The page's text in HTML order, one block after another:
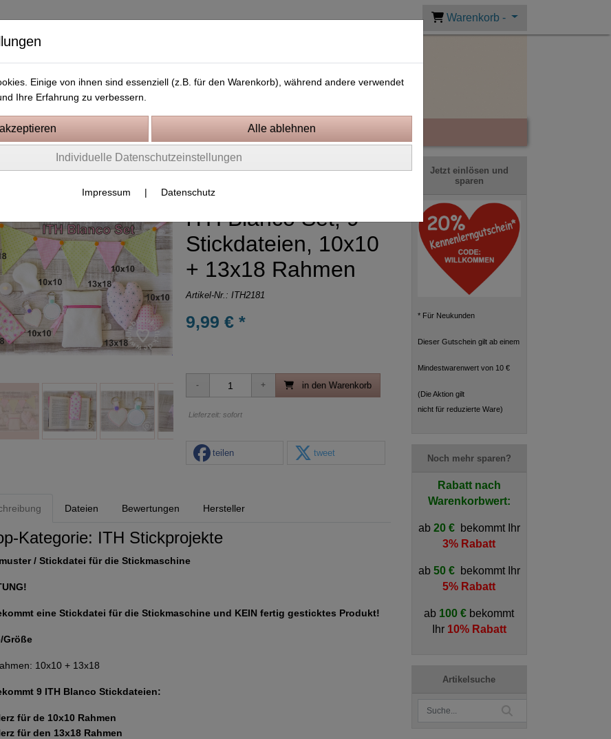
Warenkorb -
Kostenlose Stickdateien
ITH Blanco Set, 9
Stickdateien, 10x10
+ 13x18 Rahmen
Artikel-Nr.: ITH2181
9,99 € *
in den Warenkorb
Lieferzeit: sofort
teilen tweet
Dateien Bewertungen Hersteller
Kategorie: ITH Stickprojekte
/ Stickdatei für die Stickmaschine
eine Stickdatei für die Stickmaschine und KEIN fertig gesticktes Produkt!
Größe
10x10 + 13x18
9 ITH Blanco Stickdateien:
für de 10x10 Rahmen
für den 13x18 Rahmen
Jetzt einlösen und
sparen
* Für Neukunden
Dieser Gutschein gilt ab einem
Mindestwarenwert von 10 €
(Die Aktion gilt
nicht für reduzierte Ware)
Noch mehr sparen?
Rabatt nach
Warenkorbwert:
ab20 € bekommt Ihr
3% Rabatt
ab50 € bekommt Ihr
5% Rabatt
ab 100 € bekommt
Ihr 10% Rabatt
Artikelsuche
Einige von ihnen sind essenziell (z.B. für den Warenkorb), während andere verwendet
Ihre Erfahrung zu verbessern.
Individuelle Datenschutzeinstellungen
Impressum | Datenschutz